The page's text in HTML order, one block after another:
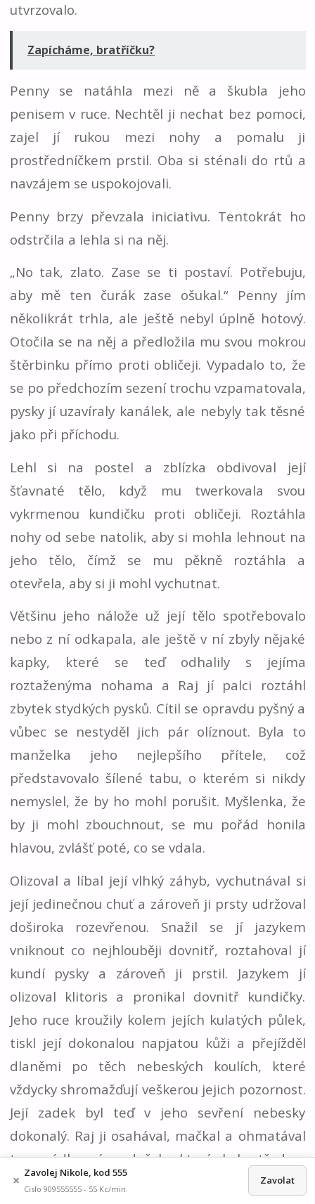
utvrzovalo.
Zapícháme, bratříčku?
Penny se natáhla mezi ně a škubla jeho
penisem v ruce. Nechtěl ji nechat bez pomoci,
zajel jí rukou mezi nohy a pomalu ji
prostředníčkem prstil. Oba si sténali do rtů a
navzájem se uspokojovali.
Penny brzy převzala iniciativu. Tentokrát ho
odstrčila a lehla si na něj.
„No tak, zlato. Zase se ti postaví. Potřebuju,
aby mě ten čurák zase ošukal.“ Penny jím
několikrát trhla, ale ještě nebyl úplně hotový.
Otočila se na něj a předložila mu svou mokrou
štěrbinku přímo proti obličeji. Vypadalo to, že
se po předchozím sezení trochu vzpamatovala,
pysky jí uzavíraly kanálek, ale nebyly tak těsné
jako při příchodu.
Lehl si na postel a zblízka obdivoval její
šťavnaté tělo, když mu twerkovala svou
vykrmenou kundičku proti obličeji. Roztáhla
nohy od sebe natolik, aby si mohla lehnout na
jeho tělo, čímž se mu pěkně roztáhla a
otevřela, aby si ji mohl vychutnat.
Většinu jeho nálože už její tělo spotřebovalo
nebo z ní odkapala, ale ještě v ní zbyly nějaké
kapky, které se teď odhalily s jejíma
roztaženýma nohama a Raj jí palci roztáhl
zbytek stydkých pysků. Cítil se opravdu pyšný a
vůbec se nestyděl jich pár olíznout. Byla to
manželka jeho nejlepšího přítele, což
představovalo šílené tabu, o kterém si nikdy
nemyslel, že by ho mohl porušit. Myšlenka, že
by ji mohl zbouchnout, se mu pořád honila
hlavou, zvlášť poté, co se vdala.
Olizoval a líbal její vlhký záhyb, vychutnával si
její jedinečnou chuť a zároveň ji prsty udržoval
doširoka rozevřenou. Snažil se jí jazykem
vniknout co nejhlouběji dovnitř, roztahoval jí
kundí pysky a zároveň ji prstil. Jazykem jí
olizoval klitoris a pronikal dovnitř kundičky.
Jeho ruce kroužily kolem jejích kulatých půlek,
tiskl její dokonalou napjatou kůži a přejížděl
dlaněmi po těch nebeských koulích, které
vždycky shromažďují veškerou jejich pozornost.
Její zadek byl teď v jeho sevření nebesky
dokonalý. Raj ji osahával, mačkal a ohmatával
ten nádherný zadeček, který byl středem
tolika vlhkých snů a zírání.
× Zavolej Nikole, kod 555
Cislo 909555555 - 55 Kc/min.
Zavolat